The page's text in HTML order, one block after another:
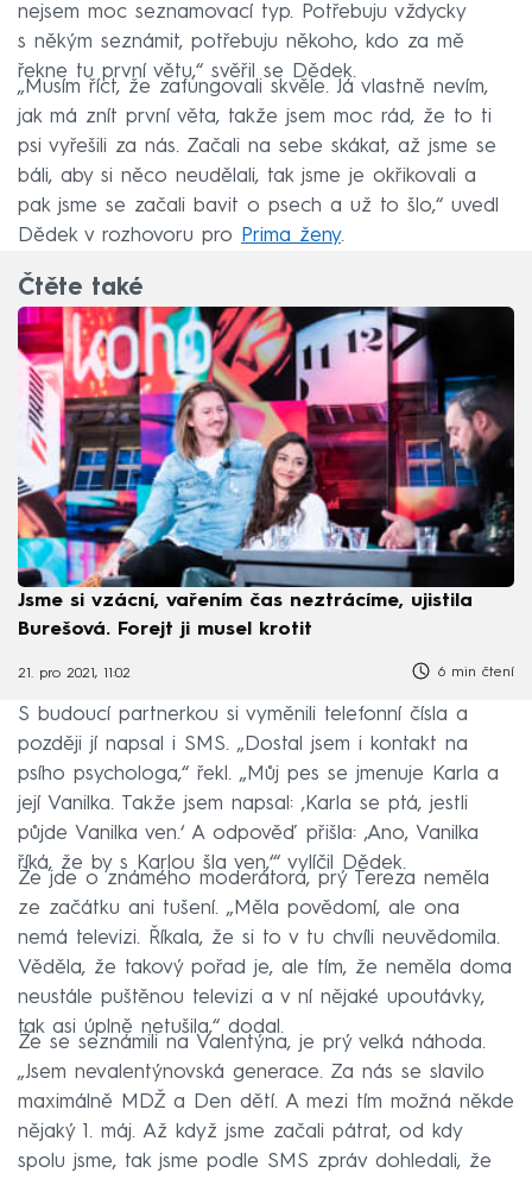
nejsem moc seznamovací typ. Potřebuju vždycky
s někým seznámit, potřebuju někoho, kdo za mě
řekne tu první větu,“ svěřil se Dědek.
„Musím říct, že zafungovali skvěle. Já vlastně nevím,
jak má znít první věta, takže jsem moc rád, že to ti
psi vyřešili za nás. Začali na sebe skákat, až jsme se
báli, aby si něco neudělali, tak jsme je okřikovali a
pak jsme se začali bavit o psech a už to šlo,“ uvedl
Dědek v rozhovoru pro
Prima ženy.
Čtěte také
Jsme si vzácní, vařením čas neztrácíme, ujistila
Burešová. Forejt ji musel krotit
21. pro 2021, 11:02 6 min čtení
S budoucí partnerkou si vyměnili telefonní čísla a
později jí napsal i SMS. „Dostal jsem i kontakt na
psího psychologa,“ řekl. „Můj pes se jmenuje Karla a
její Vanilka. Takže jsem napsal: ‚Karla se ptá, jestli
půjde Vanilka ven.‘ A odpověď přišla: ‚Ano, Vanilka
říká, že by s Karlou šla ven,‘“ vylíčil Dědek.
Že jde o známého moderátora, prý Tereza neměla
ze začátku ani tušení. „Měla povědomí, ale ona
nemá televizi. Říkala, že si to v tu chvíli neuvědomila.
Věděla, že takový pořad je, ale tím, že neměla doma
neustále puštěnou televizi a v ní nějaké upoutávky,
tak asi úplně netušila,“ dodal.
Že se seznámili na Valentýna, je prý velká náhoda.
„Jsem nevalentýnovská generace. Za nás se slavilo
maximálně MDŽ a Den dětí. A mezi tím možná někde
nějaký 1. máj. Až když jsme začali pátrat, od kdy
spolu jsme, tak jsme podle SMS zpráv dohledali, že